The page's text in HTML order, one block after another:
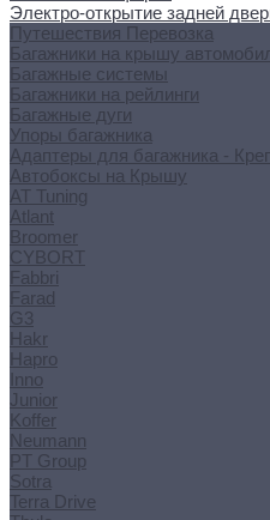
Электро-открытие задней
Путешествия Перевозка
Багажники на крышу
Багажные системы
Багажники на рейлинги
Багажные дуги
Упоры багажника
Адаптеры для багажника -
Автобоксы на Крышу
AT Tuning
Atlant
Broomer
CYBORT
Fabbri
Farad
G3
Hakr
Hapro
Inno
Junior
Koffer
Neumann
PT Group
Sotra
Terra Drive